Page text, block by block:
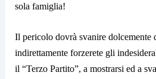
sola famiglia!
Il pericolo dovrà svanire dolcemente
indirettamente forzerete gli
il “Terzo Partito”, a mostrarsi ed a